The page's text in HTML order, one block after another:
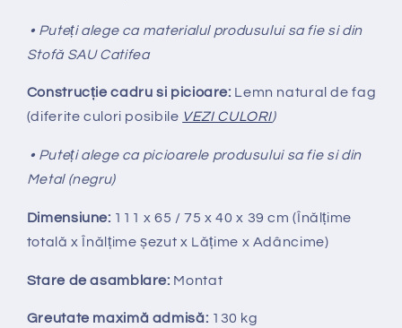
• Puteți alege ca materialul produsului sa fie si din
Stofă SAU Catifea
Construcție cadru si picioare: Lemn natural de fag
(diferite culori posibile VEZI CULORI)
• Puteți alege ca picioarele produsului sa fie si din
Metal (negru)
Dimensiune: 111 x 65 / 75 x 40 x 39 cm (Înălțime
totală x Înălțimeșezut x Lățime x Adâncime)
Stare de asamblare: Montat
Greutate maximă admisă: 130 kg